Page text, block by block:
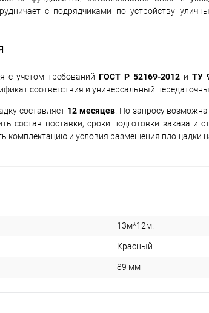
с подрядчиками по устройству
с учетом требований ГОСТ Р 52169-2012 и ТУ
соответствия и универсальный
составляет 12 месяцев. По запросу возможна
состав поставки, сроки подготовки заказа
комплектацию и условия размещения площадки
13м*12м.
Красный
89 мм